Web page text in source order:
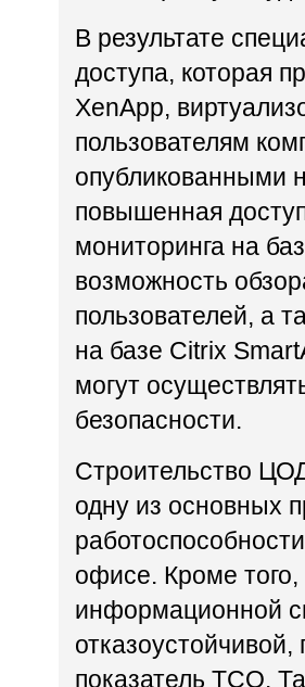
В результате
доступа, которая
XenApp,
пользователям
опубликованными
повышенная
мониторинга на
возможность
пользователей, а
на базе Citrix
могут
безопасности.
Строительство
одну из основных
офисе. Кроме того,
информационной
показатель TCO.